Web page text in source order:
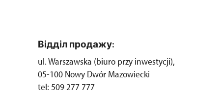
Відділ продажу:
ul. Warszawska (biuro przy inwestycji),
05-100 Nowy Dwór Mazowiecki
tel: 509 277 777